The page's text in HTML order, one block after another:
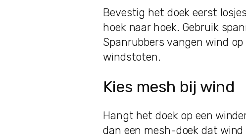
Bevestig het doek eerst
hoek naar hoek. Gebruik
Spanrubbers vangen wind
windstoten.
Kies mesh bij wind
Hangt het doek op een
dan een mesh-doek dat